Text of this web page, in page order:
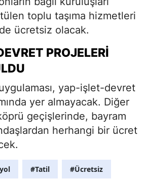
toplu taşıma hizmetleri
ücretsiz olacak.
PROJELERI
yap-işlet-devret
yer almayacak. Diğer
geçişlerinde, bayram
herhangi bir ücret
#Tatil #Ücretsiz